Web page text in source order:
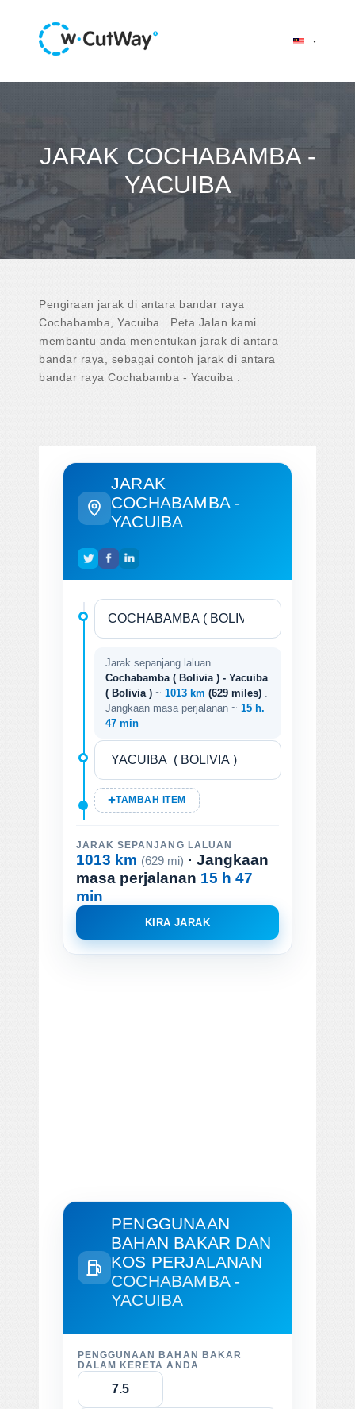
JARAK COCHABAMBA -
YACUIBA
Pengiraan jarak di antara bandar raya
Cochabamba, Yacuiba . Peta Jalan kami
membantu anda menentukan jarak di antara
bandar raya, sebagai contoh jarak di antara
bandar raya Cochabamba - Yacuiba .
JARAK
COCHABAMBA -
YACUIBA
Jarak sepanjang laluan
Cochabamba ( Bolivia ) - Yacuiba
( Bolivia ) ~ 1013 km (629 miles)
Jangkaan masa perjalanan ~ 15 h.
47 min
TAMBAH ITEM
JARAK SEPANJANG LALUAN
1013 km (629 mi) · Jangkaan
masa perjalanan 15 h 47
min
KIRA JARAK
PENGGUNAAN
BAHAN BAKAR DAN
KOS PERJALANAN
COCHABAMBA -
YACUIBA
PENGGUNAAN BAHAN BAKAR
DALAM KERETA ANDA